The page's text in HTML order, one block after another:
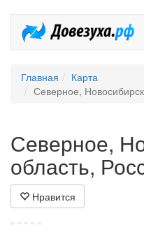
Главная
Карта
Северное,
Северное,
область,
Нравится